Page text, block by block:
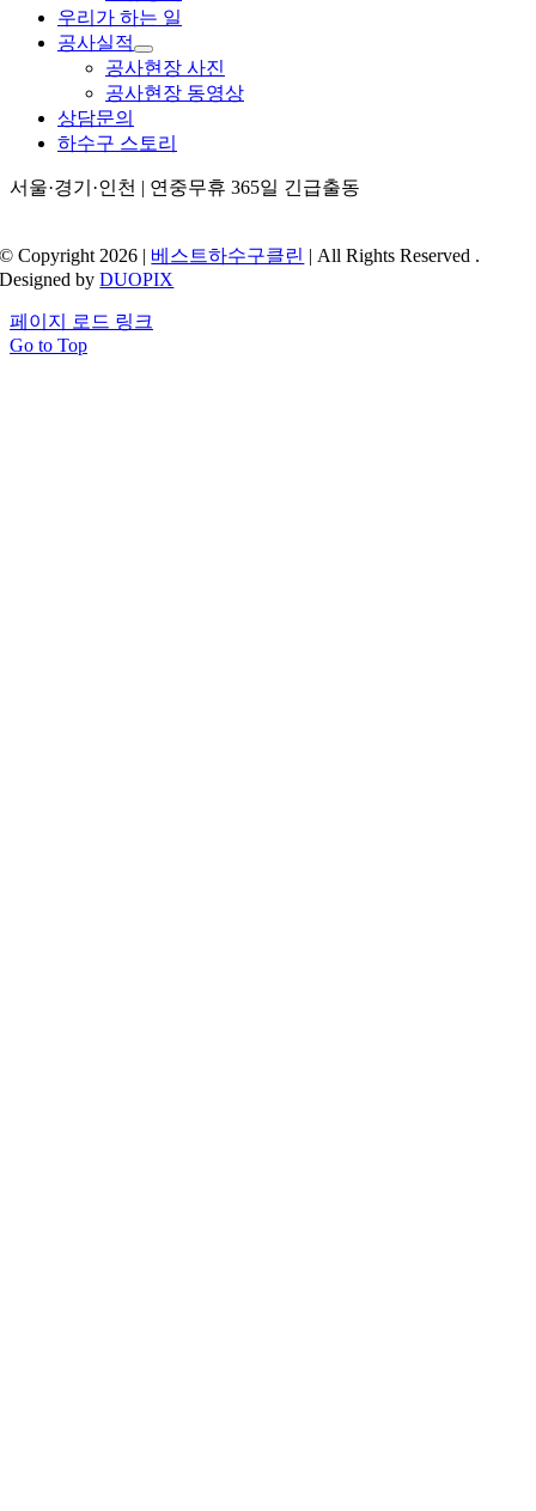
우리가 하는 일
공사실적
공사현장 사진
공사현장 동영상
상담문의
하수구 스토리
서울·경기·인천 | 연중무휴 365일 긴급출동
© Copyright 2026 | 베스트하수구클린 | All Rights Reserved .
Designed byDUOPIX
페이지 로드 링크
Go to Top